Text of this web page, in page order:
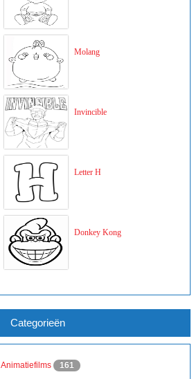
Molang
Invincible
Letter H
Donkey Kong
Categorieën
Animatiefilms 161